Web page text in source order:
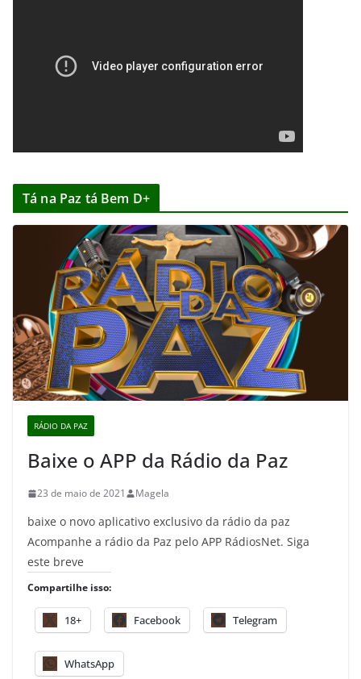
Tá na Paz tá Bem D+
RÁDIO DA PAZ
Baixe o APP da Rádio da Paz
23 de maio de 2021 Magela
baixe o novo aplicativo exclusivo da rádio da paz
Acompanhe a rádio da Paz pelo APP RádiosNet. Siga
este breve
Compartilhe isso:
18+ Facebook Telegram
WhatsApp